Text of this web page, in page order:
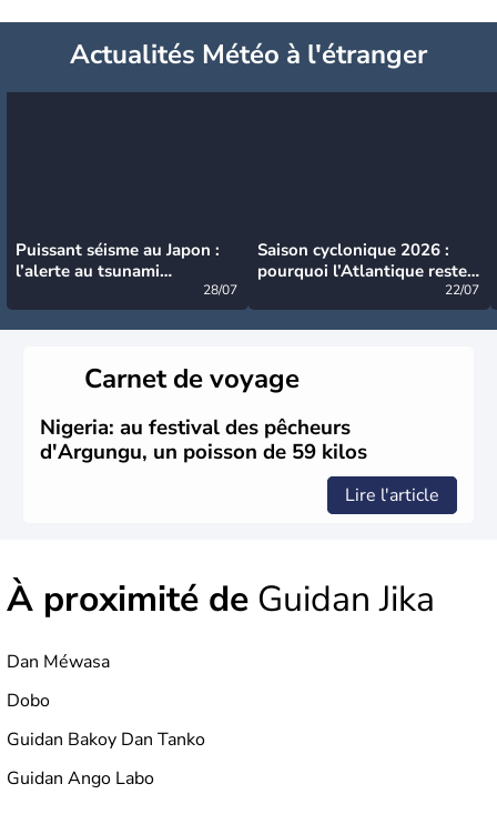
Actualités Météo à l'étranger
Puissant séisme au Japon :
l’alerte au tsunami
28/07
Saison cyclonique 2026 :
pourquoi l’Atlantique reste
22/07
Carnet de voyage
Nigeria: au festival des pêcheurs
d'Argungu, un poisson de 59 kilos
Lire l'article
À proximité de Guidan Jika
Dan Méwasa
Dobo
Guidan Bakoy Dan Tanko
Guidan Ango Labo